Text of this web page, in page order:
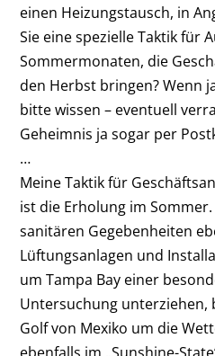
einen Heizungstausch, in
Sie eine spezielle Taktik für
Sommermonaten, die
den Herbst bringen? Wenn
bitte wissen – eventuell
Geheimnis ja sogar per
…
Meine Taktik für
ist die Erholung im
sanitären Gegebenheiten
Lüftungsanlagen und
um Tampa Bay einer
Untersuchung unterziehen,
Golf von Mexiko um die